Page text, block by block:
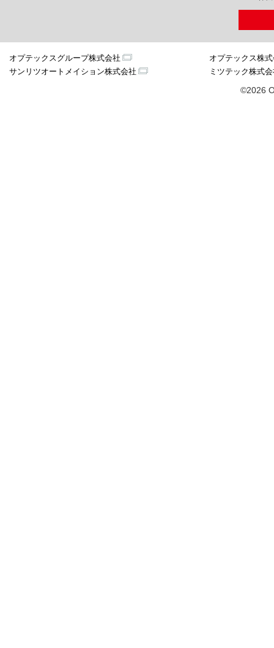
オプテックスグループ株式会社
オプテックス株
サンリツオートメイション株式会社
ミツテック株式
©2026